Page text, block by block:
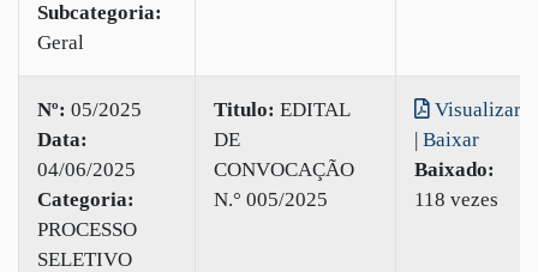
Subcategoria:
Geral
Nº: 05/2025
Data:
04/06/2025
Categoria:
PROCESSO
SELETIVO
Titulo: EDITAL
DE
CONVOCAÇÃO
N.° 005/2025
Visualizar
| Baixar
Baixado:
118 vezes